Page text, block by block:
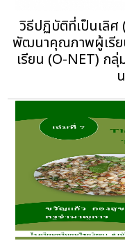
วิธีปฏิบัติที่เป็นเลิศ
พัฒนาคุณภาพผู้เรีย
เรียน (O-NET) กลุ่